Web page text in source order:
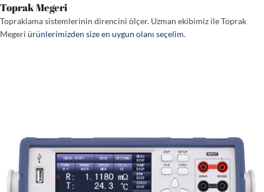
Toprak Megeri
Topraklama sistemlerinin direncini ölçer. Uzman ekibimiz ile Toprak
Megeri ürünlerimizden size en uygun olanı seçelim.